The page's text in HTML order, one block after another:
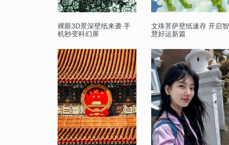
裸眼3D景深壁纸来袭 手
机秒变科幻屏
文殊菩萨壁纸速存 开启智
慧好运新篇